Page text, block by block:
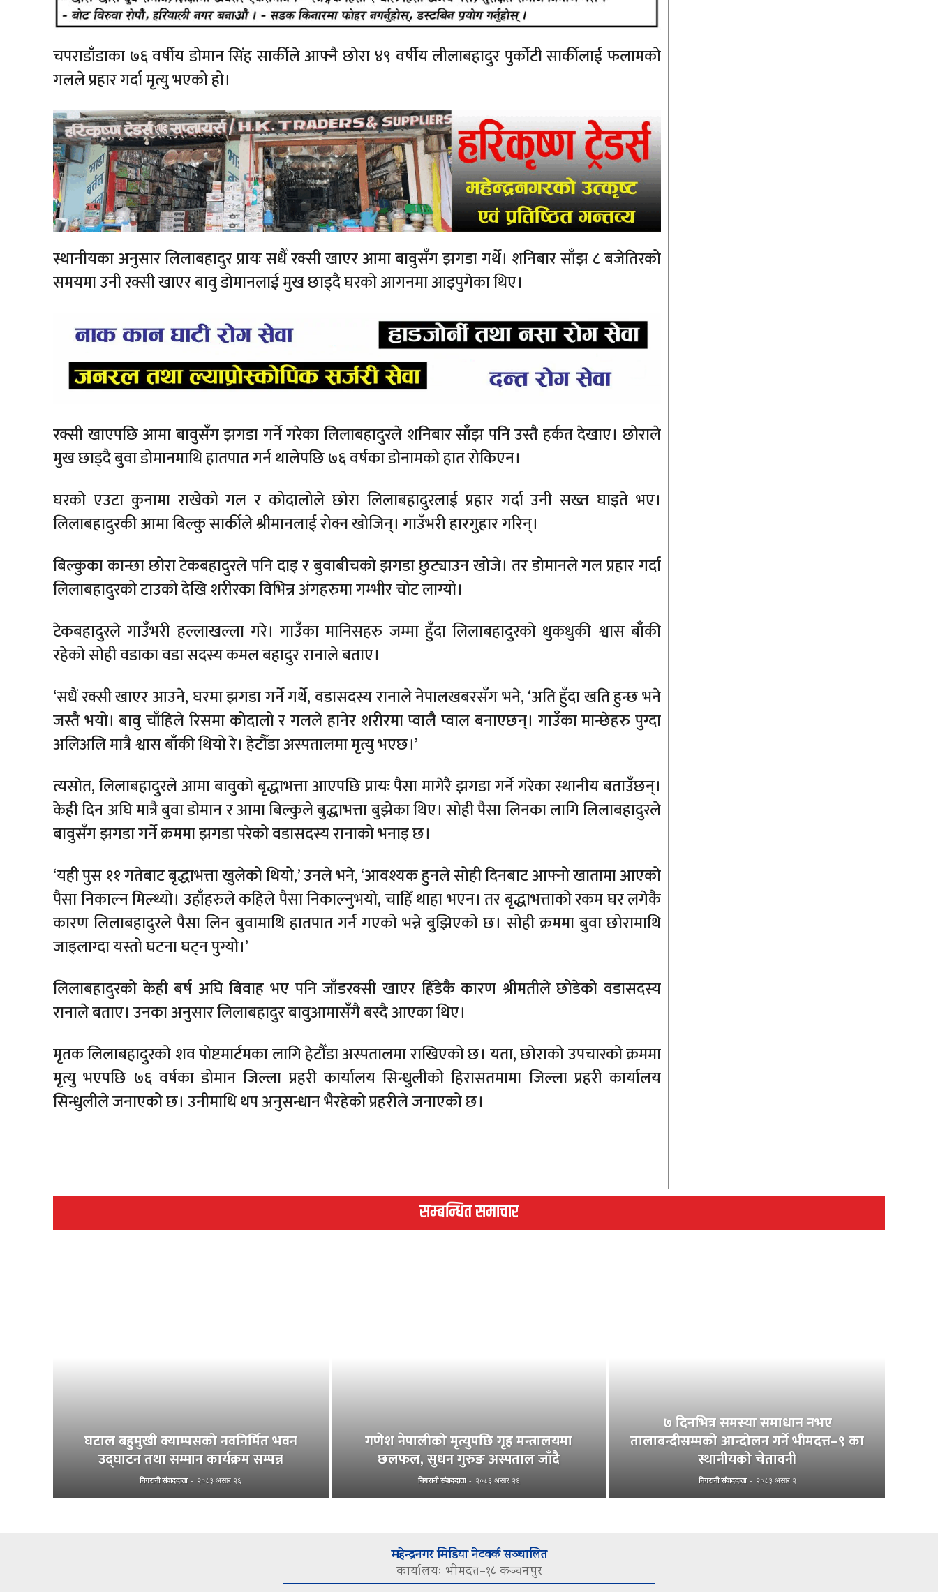
चपराडाँडाका ७६ वर्षीय डोमान सिंह सार्कीले आफ्नै छोरा ४९ वर्षीय लीलाबहादुर पुर्कोटी सार्कीलाई फलामको
गलले प्रहार गर्दा मृत्यु भएको हो।
स्थानीयका अनुसार लिलाबहादुर प्रायः सधैँ रक्सी खाएर आमा बावुसँग झगडा गर्थे। शनिबार साँझ ८ बजेतिरको
समयमा उनी रक्सी खाएर बावु डोमानलाई मुख छाड्दै घरको आगनमा आइपुगेका थिए।
रक्सी खाएपछि आमा बावुसँग झगडा गर्ने गरेका लिलाबहादुरले शनिबार साँझ पनि उस्तै हर्कत देखाए। छोराले
मुख छाड्दै बुवा डोमानमाथि हातपात गर्न थालेपछि ७६ वर्षका डोनामको हात रोकिएन।
घरको एउटा कुनामा राखेको गल र कोदालोले छोरा लिलाबहादुरलाई प्रहार गर्दा उनी सख्त घाइते भए।
लिलाबहादुरकी आमा बिल्कु सार्कीले श्रीमानलाई रोक्न खोजिन्। गाउँभरी हारगुहार गरिन्।
बिल्कुका कान्छा छोरा टेकबहादुरले पनि दाइ र बुवाबीचको झगडा छुट्याउन खोजे। तर डोमानले गल प्रहार गर्दा
लिलाबहादुरको टाउको देखि शरीरका विभिन्न अंगहरुमा गम्भीर चोट लाग्यो।
टेकबहादुरले गाउँभरी हल्लाखल्ला गरे। गाउँका मानिसहरु जम्मा हुँदा लिलाबहादुरको धुकधुकी श्वास बाँकी
रहेको सोही वडाका वडा सदस्य कमल बहादुर रानाले बताए।
‘सधैं रक्सी खाएर आउने, घरमा झगडा गर्ने गर्थे, वडासदस्य रानाले नेपालखबरसँग भने, ‘अति हुँदा खति हुन्छ भने
जस्तै भयो। बावु चाँहिले रिसमा कोदालो र गलले हानेर शरीरमा प्वालै प्वाल बनाएछन्। गाउँका मान्छेहरु पुग्दा
अलिअलि मात्रै श्वास बाँकी थियो रे। हेटौँडा अस्पतालमा मृत्यु भएछ।’
त्यसोत, लिलाबहादुरले आमा बावुको बृद्धाभत्ता आएपछि प्रायः पैसा मागेरै झगडा गर्ने गरेका स्थानीय बताउँछन्।
केही दिन अघि मात्रै बुवा डोमान र आमा बिल्कुले बुद्धाभत्ता बुझेका थिए। सोही पैसा लिनका लागि लिलाबहादुरले
बावुसँग झगडा गर्ने क्रममा झगडा परेको वडासदस्य रानाको भनाइ छ।
‘यही पुस ११ गतेबाट बृद्धाभत्ता खुलेको थियो,’ उनले भने, ‘आवश्यक हुनले सोही दिनबाट आफ्नो खातामा आएको
पैसा निकाल्न मिल्थ्यो। उहाँहरुले कहिले पैसा निकाल्नुभयो, चाहिँ थाहा भएन। तर बृद्धाभत्ताको रकम घर लगेकै
कारण लिलाबहादुरले पैसा लिन बुवामाथि हातपात गर्न गएको भन्ने बुझिएको छ। सोही क्रममा बुवा छोरामाथि
जाइलाग्दा यस्तो घटना घट्न पुग्यो।’
लिलाबहादुरको केही बर्ष अघि बिवाह भए पनि जाँडरक्सी खाएर हिँडेकै कारण श्रीमतीले छोडेको वडासदस्य
रानाले बताए। उनका अनुसार लिलाबहादुर बावुआमासँगै बस्दै आएका थिए।
मृतक लिलाबहादुरको शव पोष्टमार्टमका लागि हेटौँडा अस्पतालमा राखिएको छ। यता, छोराको उपचारको क्रममा
मृत्यु भएपछि ७६ वर्षका डोमान जिल्ला प्रहरी कार्यालय सिन्धुलीको हिरासतमामा जिल्ला प्रहरी कार्यालय
सिन्धुलीले जनाएको छ। उनीमाथि थप अनुसन्धान भैरहेको प्रहरीले जनाएको छ।
सम्बन्धित समाचार
घटाल बहुमुखी क्याम्पसको नवनिर्मित भवन
उद्घाटन तथा सम्मान कार्यक्रम सम्पन्न
निगरानी संवाददाता - २०८३ असार २६
गणेश नेपालीको मृत्युपछि गृह मन्त्रालयमा
छलफल, सुधन गुरुङ अस्पताल जाँदै
निगरानी संवाददाता - २०८३ असार २६
७ दिनभित्र समस्या समाधान नभए
तालाबन्दीसम्मको आन्दोलन गर्ने भीमदत्त–९ का
स्थानीयको चेतावनी
निगरानी संवाददाता - २०८३ असार २
महेन्द्रनगर मिडिया नेटवर्क सञ्चालित
कार्यालयः भीमदत्त–१८ कञ्चनपुर